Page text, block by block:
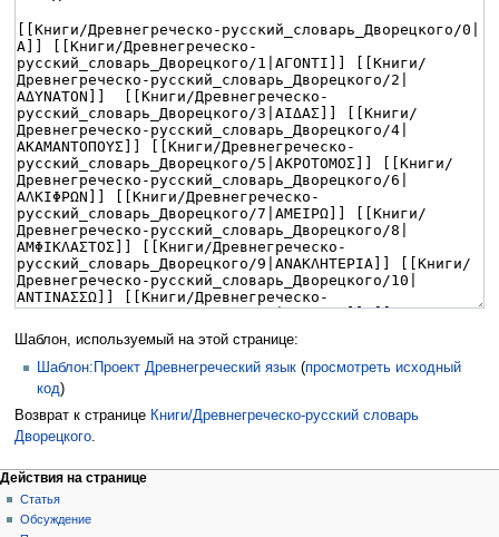
Шаблон, используемый на этой странице:
Шаблон:Проект Древнегреческий язык (просмотреть исходный
код)
Возврат к странице Книги/Древнегреческо-русский словарь
Дворецкого.
Действия на странице
Статья
Обсуждение